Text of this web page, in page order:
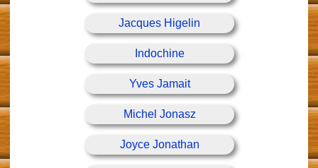
Jacques Higelin
Indochine
Yves Jamait
Michel Jonasz
Joyce Jonathan